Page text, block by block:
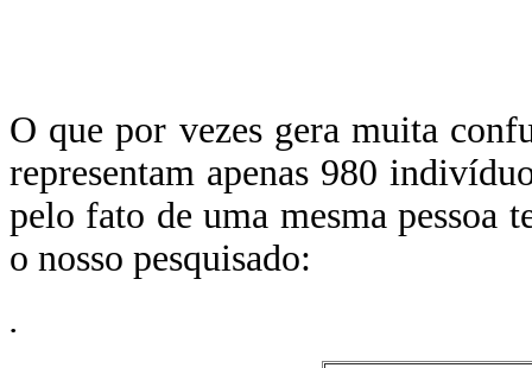
O que por vezes gera muita
representam apenas 980
pelo fato de uma mesma pessoa
o nosso pesquisado:
.